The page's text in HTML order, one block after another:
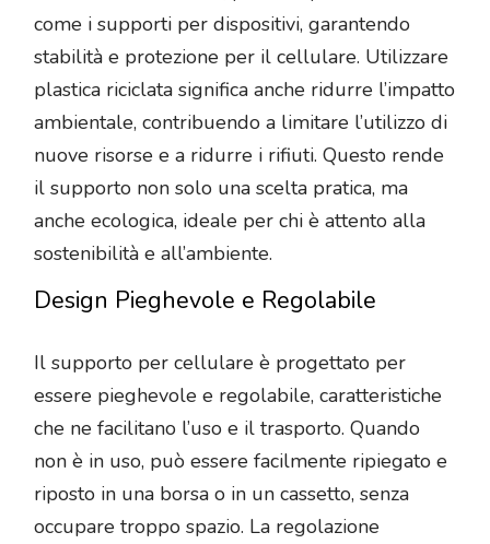
come i supporti per dispositivi, garantendo
stabilità e protezione per il cellulare. Utilizzare
plastica riciclata significa anche ridurre l’impatto
ambientale, contribuendo a limitare l’utilizzo di
nuove risorse e a ridurre i rifiuti. Questo rende
il supporto non solo una scelta pratica, ma
anche ecologica, ideale per chi è attento alla
sostenibilità e all’ambiente.
Design Pieghevole e Regolabile
Il supporto per cellulare è progettato per
essere pieghevole e regolabile, caratteristiche
che ne facilitano l’uso e il trasporto. Quando
non è in uso, può essere facilmente ripiegato e
riposto in una borsa o in un cassetto, senza
occupare troppo spazio. La regolazione